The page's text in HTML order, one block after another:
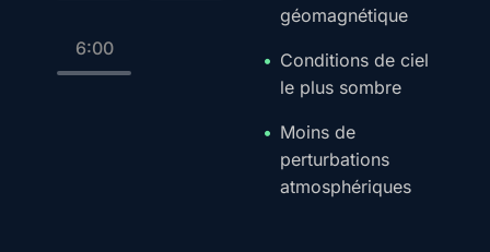
6:00
géomagnétique
Conditions de ciel
le plus sombre
Moins de
perturbations
atmosphériques